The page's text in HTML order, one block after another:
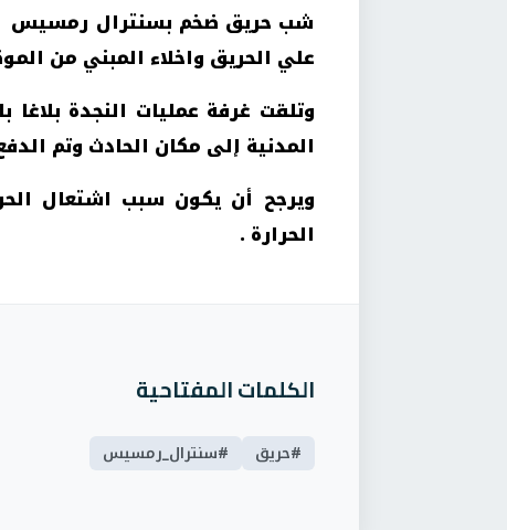
شب حريق ضخم بسنترال رمسيس
علي الحريق واخلاء المبني من
وتلقت غرفة عمليات النجدة بلاغا
المدنية إلى مكان الحادث وتم الدفع بـ4 سيارات
ويرجح أن يكون سبب اشتعال
الحرارة .
الكلمات المفتاحية
#حريق #سنترال_رمسيس